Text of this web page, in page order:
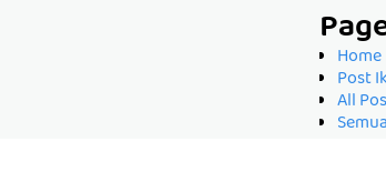
Home
Post
All